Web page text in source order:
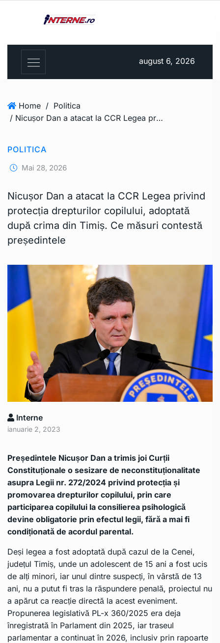
august 6, 2026
Home / Politica
/ Nicușor Dan a atacat la CCR Legea privind protecția drepturilor copilului, adoptată după crima din Timiș. Ce măsuri contestă președintele
POLITICA
Mai 28, 2026
Nicușor Dan a atacat la CCR Legea privind
protecția drepturilor copilului, adoptată
după crima din Timiș. Ce măsuri contestă
președintele
Interne
ianuarie 2, 2023
Președintele Nicușor Dan a trimis joi Curții
Constituționale o sesizare de neconstituționalitate
asupra Legii nr. 272/2024 privind protecția și
promovarea drepturilor copilului, prin care
participarea copilului la consilierea psihologică
devine obligatorie prin efectul legii, fără a mai fi
condiționată de acordul parental.
Deși legea a fost adoptată după cazul de la Cenei,
județul Timiș, unde un adolescent de 15 ani a fost ucis
de alți minori, iar unul dintre suspecți, în vârstă de 13
ani, nu a putut fi tras la răspundere penală, proiectul nu
a apărut ca reacție directă la acest eveniment.
Propunerea legislativă PL-x 360/2025 era deja
înregistrată în Parlament din 2025, iar traseul
parlamentar a continuat în 2026, inclusiv prin rapoarte